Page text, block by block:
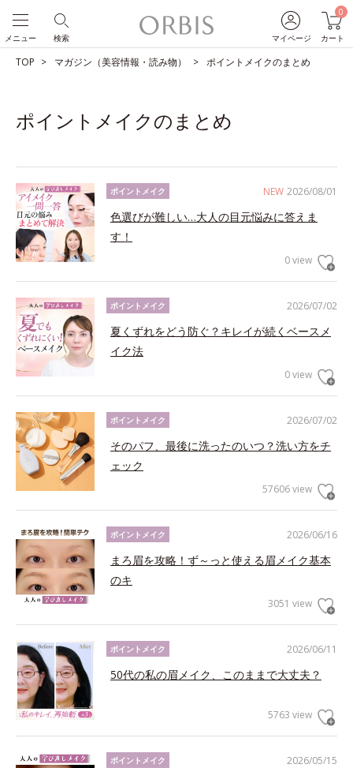
マイページ
0
カート
検索
メニュー
TOP マガジン（美容情報・読み物） ポイントメイクのまとめ
ポイントメイクのまとめ
NEW 2026/08/01
ポイントメイク
色選びが難しい…大人の目元悩みに答えま
す！
0 view
2026/07/02
ポイントメイク
夏くずれをどう防ぐ？キレイが続くベースメ
イク法
0 view
2026/07/02
ポイントメイク
そのパフ、最後に洗ったのいつ？洗い方をチ
ェック
57606 view
2026/06/16
ポイントメイク
まろ眉を攻略！ず～っと使える眉メイク基本
のキ
3051 view
2026/06/11
ポイントメイク
50代の私の眉メイク、このままで大丈夫？
5763 view
2026/05/15
ポイントメイク